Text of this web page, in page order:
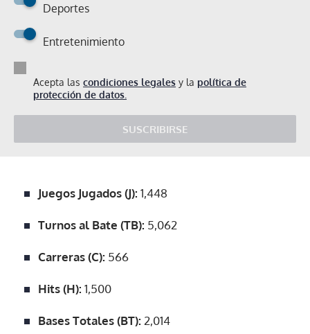
Deportes
Entretenimiento
Acepta las condiciones legales y la política de
protección de datos.
SUSCRIBIRSE
Juegos Jugados (J): 1,448
Turnos al Bate (TB): 5,062
Carreras (C): 566
Hits (H): 1,500
Bases Totales (BT): 2,014